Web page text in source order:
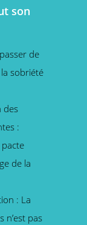
son
de
la sobriété
des
:
de la
: La
n’est pas